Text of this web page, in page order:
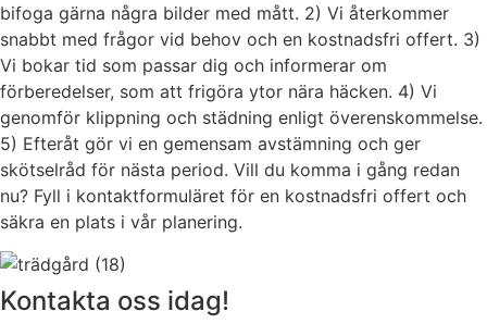
bifoga gärna några bilder med mått. 2) Vi återkommer
snabbt med frågor vid behov och en kostnadsfri offert. 3)
Vi bokar tid som passar dig och informerar om
förberedelser, som att frigöra ytor nära häcken. 4) Vi
genomför klippning och städning enligt överenskommelse.
5) Efteråt gör vi en gemensam avstämning och ger
skötselråd för nästa period. Vill du komma i gång redan
nu? Fyll i kontaktformuläret för en kostnadsfri offert och
säkra en plats i vår planering.
Kontakta oss idag!